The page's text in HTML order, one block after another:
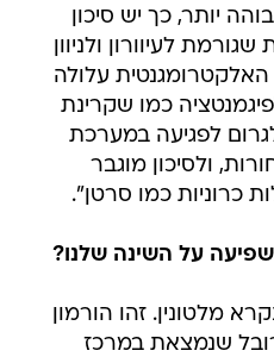
יותר, כך יש סיכון
לעיוורון ולניוון
עלולה
כמו שקרינת
לפגיעה במערכת
ולסיכון מוגבר
כרוניות כמו סרטן".
על השינה שלנו?
מלטונין. זהו הורמון
שנמצאת במרכז